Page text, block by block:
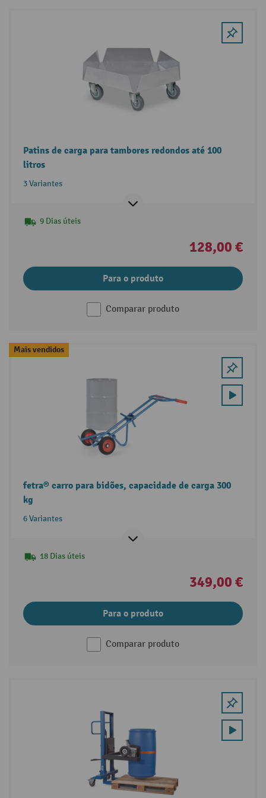
Patins de carga para tambores redondos até 100
litros
3 Variantes
9 Dias úteis
128,00 €
Para o produto
Comparar produto
Mais vendidos
fetra® carro para bidões, capacidade de carga 300
kg
6 Variantes
18 Dias úteis
349,00 €
Para o produto
Comparar produto